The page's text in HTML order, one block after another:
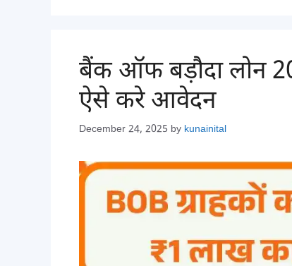
बैंक ऑफ बड़ौदा लोन
ऐसे करे आवेदन
December 24, 2025 by kunainital